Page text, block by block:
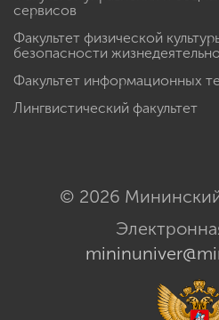
сервисов
Факультет физической
безопасности
Факультет информационных
Лингвистический факультет
© 2026